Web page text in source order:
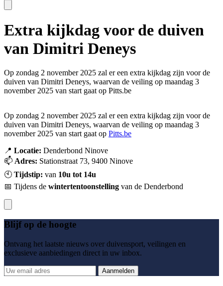
Extra kijkdag voor de duiven
van Dimitri Deneys
Op zondag 2 november 2025 zal er een extra kijkdag zijn voor de
duiven van Dimitri Deneys, waarvan de veiling op maandag 3
november 2025 van start gaat op Pitts.be
Op zondag 2 november 2025 zal er een extra kijkdag zijn voor de
duiven van Dimitri Deneys, waarvan de veiling op maandag 3
november 2025 van start gaat op Pitts.be
📍 Locatie: Denderbond Ninove
📫 Adres: Stationstraat 73, 9400 Ninove
🕙 Tijdstip: van 10u tot 14u
📅 Tijdens de wintertentoonstelling van de Denderbond
Blijf op de hoogte
Ontvang het laatste nieuws over duivensport, veilingen en
exclusieve aanbiedingen direct in uw inbox.
Aanmelden